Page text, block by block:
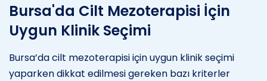
Bursa'da Cilt Mezoterapisi İçin
Uygun Klinik Seçimi
Bursa’da cilt mezoterapisi için uygun klinik seçimi
yaparken dikkat edilmesi gereken bazı kriterler